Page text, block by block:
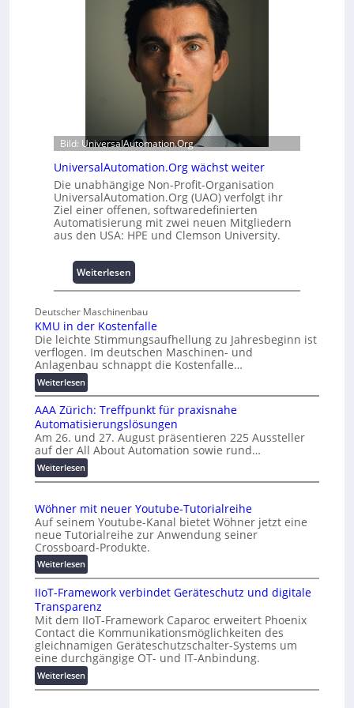
c
r
h
e
t
a
t
t
A
u
s
b
a
h
m
m
n
i
s
e
s
c
h
f
n
d
u
i
t
2
u
n
d
4
A
Bild: UniversalAutomation.Org
UniversalAutomation.Org wächst weiter
Die unabhängige Non-Profit-Organisation
UniversalAutomation.Org (UAO) verfolgt ihr
Ziel einer offenen, softwaredefinierten
Automatisierung mit zwei neuen Mitgliedern
aus den USA: HPE und Clemson University.
Weiterlesen
U
i
v
e
r
l
A
u
t
m
t
i
o
O
g
w
ä
c
s
Deutscher Maschinenbau
KMU in der Kostenfalle
Die leichte Stimmungsaufhellung zu Jahresbeginn ist
verflogen. Im deutschen Maschinen- und
Anlagenbau schnappt die Kostenfalle…
Weiterlesen:
K
M
U
i
n
d
e
K
o
s
t
e
n
f
a
l
l
e
AAA Zürich: Treffpunkt für praxisnahe
Automatisierungslösungen
Am 26. und 27. August präsentieren 225 Aussteller
auf der All About Automation sowie rund…
Weiterlesen:
A
A
Z
ü
r
i
c
h
:
T
r
e
f
f
p
Wöhner mit neuer Youtube-Tutorialreihe
Auf seinem Youtube-Kanal bietet Wöhner jetzt eine
neue Tutorialreihe zur Anwendung seiner
Crossboard-Produkte.
Weiterlesen:
W
ö
h
n
e
r
m
i
t
IIoT-Framework verbindet Geräteschutz und digitale
Transparenz
Mit dem IIoT-Framework Caparoc erweitert Phoenix
Contact die Kommunikationsmöglichkeiten des
gleichnamigen Geräteschutzschalter-Systems um
eine durchgängige OT- und IT-Anbindung.
Weiterlesen:
I